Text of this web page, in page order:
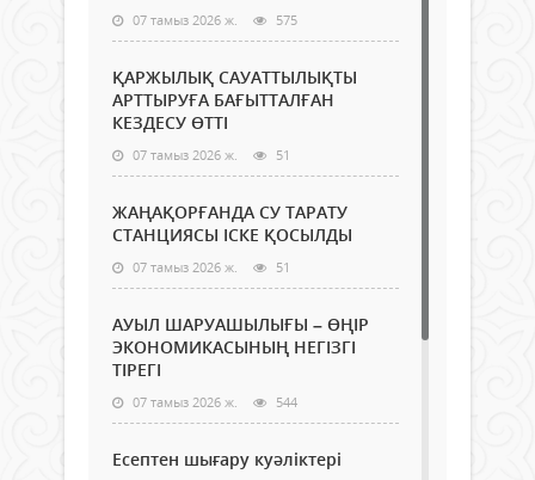
07 тамыз 2026 ж. 575
ҚАРЖЫЛЫҚ САУАТТЫЛЫҚТЫ
АРТТЫРУҒА БАҒЫТТАЛҒАН
КЕЗДЕСУ ӨТТІ
07 тамыз 2026 ж. 51
ЖАҢАҚОРҒАНДА СУ ТАРАТУ
СТАНЦИЯСЫ ІСКЕ ҚОСЫЛДЫ
07 тамыз 2026 ж. 51
АУЫЛ ШАРУАШЫЛЫҒЫ – ӨҢІР
ЭКОНОМИКАСЫНЫҢ НЕГІЗГІ
ТІРЕГІ
07 тамыз 2026 ж. 544
Есептен шығару куәліктері